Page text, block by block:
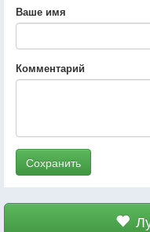
Ваше имя
Комментарий
Сохранить